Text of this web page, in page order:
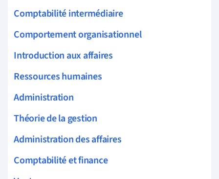
Comptabilité intermédiaire
Comportement organisationnel
Introduction aux affaires
Ressources humaines
Administration
Théorie de la gestion
Administration des affaires
Comptabilité et finance